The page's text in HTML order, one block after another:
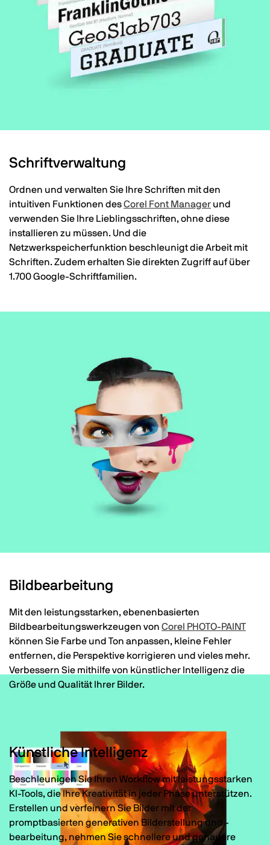
Schriftverwaltung
Ordnen und verwalten Sie Ihre Schriften mit den
intuitiven Funktionen desCorel Font Manager und
verwenden Sie Ihre Lieblingsschriften, ohne diese
installieren zu müssen. Und die
Netzwerkspeicherfunktion beschleunigt die Arbeit mit
Schriften. Zudem erhalten Sie direkten Zugriff auf über
1.700 Google-Schriftfamilien.
Bildbearbeitung
Mit den leistungsstarken, ebenenbasierten
Bildbearbeitungswerkzeugen von Corel PHOTO-PAINT
können Sie Farbe und Ton anpassen, kleine Fehler
entfernen, die Perspektive korrigieren und vieles mehr.
Verbessern Sie mithilfe von künstlicher Intelligenz die
Größe und Qualität Ihrer Bilder.
Künstliche Intelligenz
Beschleunigen Sie Ihren Workflow mit leistungsstarken
KI-Tools, die Ihre Kreativität in jeder Phase unterstützen.
Erstellen und verfeinern Sie Bilder mit der
promptbasierten generativen Bilderstellung und -
bearbeitung, nehmen Sie schnellere und genauere